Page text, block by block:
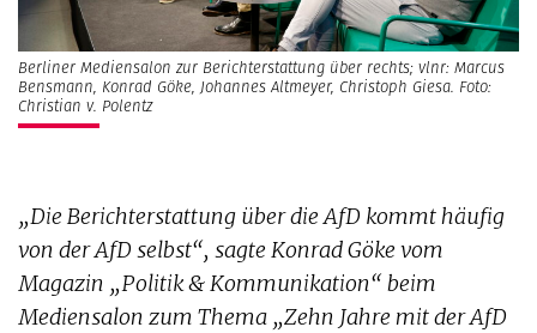
Berliner Mediensalon zur Berichterstattung über rechts; vlnr: Marcus
Bensmann, Konrad Göke, Johannes Altmeyer, Christoph Giesa. Foto:
Christian v. Polentz
„Die Berichterstattung über die AfD kommt häufig
von der AfD selbst“, sagte Konrad Göke vom
Magazin „Politik & Kommunikation“ beim
Mediensalon zum Thema „Zehn Jahre mit der AfD